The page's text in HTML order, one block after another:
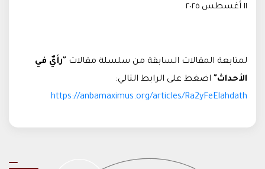
١١ أغسطس ٢٠٢٥
لمتابعة المقالات السابقة من سلسلة مقالات "رأيٌ في
الأحداث" اضغط على الرابط التالي:
https://anbamaximus.org/articles/Ra2yFeElahdath